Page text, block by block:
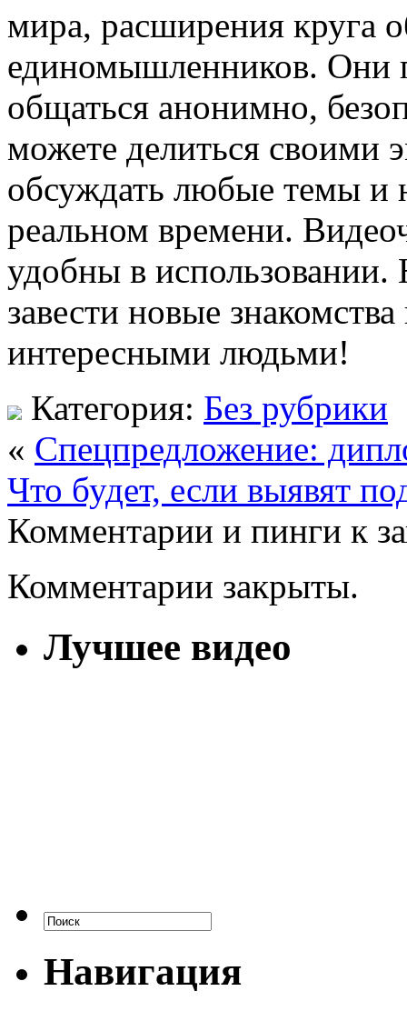
мира, расширения круга
единомышленников. Они
общаться анонимно,
можете делиться своими
обсуждать любые темы и
реальном времени.
удобны в использовании.
завести новые
интересными людьми!
Категория: Без рубрики
« Спецпредложение:
Что будет, если выявят
Комментарии и пинги к
Комментарии закрыты.
Лучшее видео
Навигация